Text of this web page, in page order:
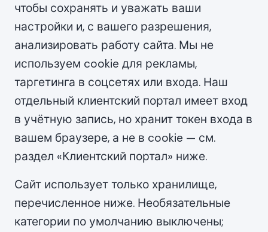
чтобы сохранять и уважать ваши
настройки и, с вашего разрешения,
анализировать работу сайта. Мы не
используем cookie для рекламы,
таргетинга в соцсетях или входа. Наш
отдельный клиентский портал имеет вход
в учётную запись, но хранит токен входа в
вашем браузере, а не в cookie — см.
раздел «Клиентский портал» ниже.
Сайт использует только хранилище,
перечисленное ниже. Необязательные
категории по умолчанию выключены;